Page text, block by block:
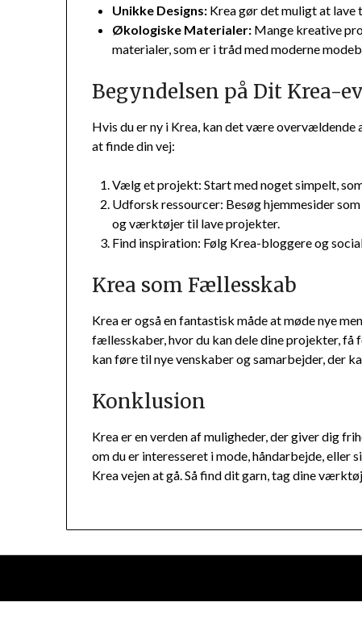
Unikke Designs: Krea gør det muligt at lave
Økologiske Materialer: Mange kreative
materialer, som er i tråd med moderne
Begyndelsen på Dit Krea-
Hvis du er ny i Krea, kan det være
at finde din vej:
Vælg et projekt: Start med noget simpelt,
Udforsk ressourcer: Besøg hjemmesider som
og værktøjer til lave projekter.
Find inspiration: Følg Krea-bloggere og
Krea som Fællesskab
Krea er også en fantastisk måde at møde nye
fællesskaber, hvor du kan dele dine projekter, få
kan føre til nye venskaber og samarbejder, der
Konklusion
Krea er en verden af muligheder, der giver dig
om du er interesseret i mode, håndarbejde, eller
Krea vejen at gå. Så find dit garn, tag dine